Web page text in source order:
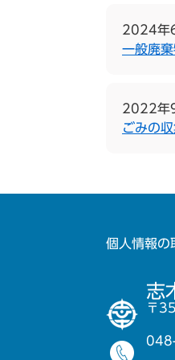
2024年
一般廃
2022年
ごみの
個人情報の
志
〒